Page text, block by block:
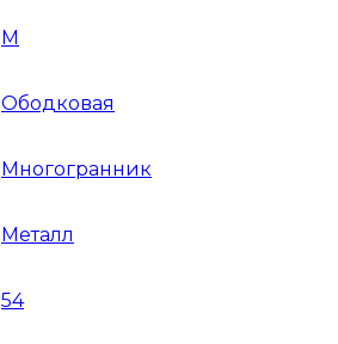
M
Ободковая
Многогранник
Металл
54